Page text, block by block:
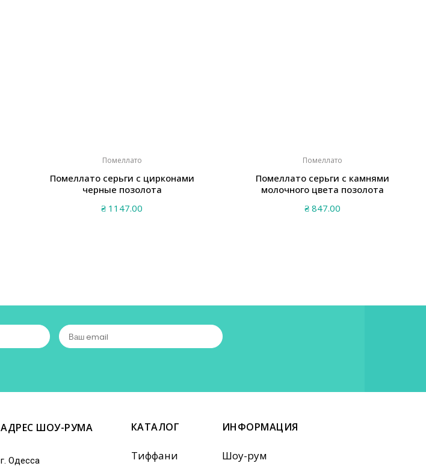
Помеллато
Помеллато серьги с цирконами
черные позолота
₴ 1147.00
Помеллато
Помеллато серьги с камнями
молочного цвета позолота
₴ 847.00
АДРЕС ШОУ-РУМА
г. Одесса
КАТАЛОГ
Тиффани
ИНФОРМАЦИЯ
Шоу-рум